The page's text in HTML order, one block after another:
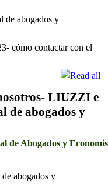
abogados y
cómo contactar con el
LIUZZI e
de abogados y
de Abogados y
abogados y